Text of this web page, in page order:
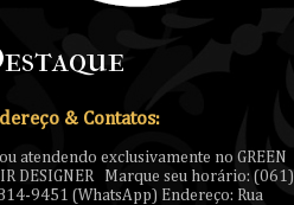
& Contatos:
atendendo exclusivamente no GREEN
DESIGNER Marque seu horário: (061)
9451 (WhatsApp) Endereço: Rua